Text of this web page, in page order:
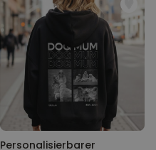
Personalisierbarer